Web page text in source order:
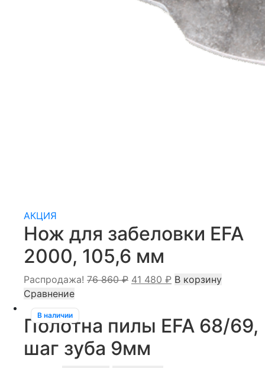
АКЦИЯ
Нож для забеловки EFA
2000, 105,6 мм
Распродажа! 76 860₽ Первоначальная
76
860 ₽.
41 480 ₽Текущая
480 ₽.
В корзину
Сравнение
В наличии
Полотна пилы EFA 68/69,
шаг зуба 9мм